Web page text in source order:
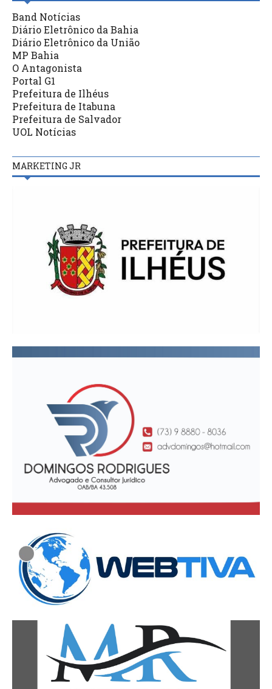
Band Notícias
Diário Eletrônico da Bahia
Diário Eletrônico da União
MP Bahia
O Antagonista
Portal G1
Prefeitura de Ilhéus
Prefeitura de Itabuna
Prefeitura de Salvador
UOL Notícias
MARKETING JR